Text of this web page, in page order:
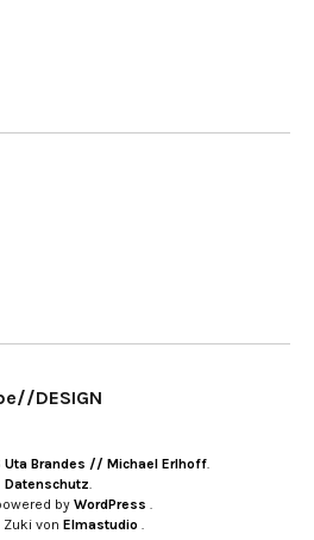
DESIGN
Uta Brandes // Michael Erlhoff
Datenschutz
by WordPress
Zuki von Elmastudio